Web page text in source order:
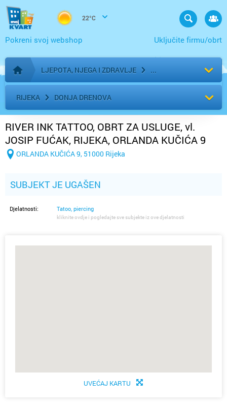
22°C
Uključite firmu/obrt
Pokreni svoj webshop
Početna stranica
LJEPOTA, NJEGA I ZDRAVLJE
RIJEKA DONJA DRENOVA
RIVER INK TATTOO, OBRT ZA USLUGE, vl.
JOSIP FUĆAK, RIJEKA, ORLANDA KUČIĆA 9
ORLANDA KUČIĆA 9, 51000 Rijeka
SUBJEKT JE UGAŠEN
Djelatnosti: Tatoo, piercing
kliknite ovdje i pogledajte sve subjekte iz ove djelatnosti
UVEĆAJ KARTU